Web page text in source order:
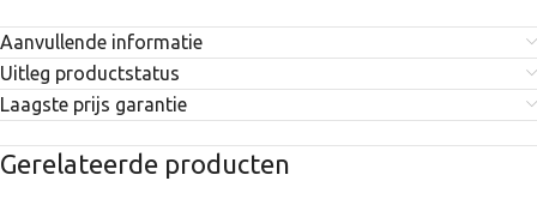
Aanvullende informatie
Uitleg productstatus
Laagste prijs garantie
Gerelateerde producten